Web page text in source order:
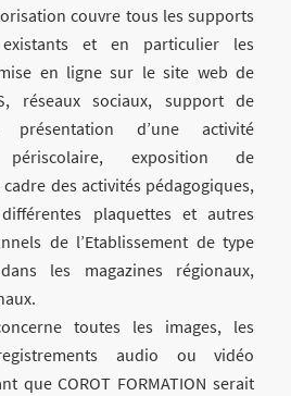
couvre tous les supports
et en particulier les
en ligne sur le site web de
réseaux sociaux, support de
présentation d’une activité
exposition de
des activités pédagogiques,
plaquettes et autres
de l’Etablissement de type
les magazines régionaux,
toutes les images, les
audio ou vidéo
que COROT FORMATION serait